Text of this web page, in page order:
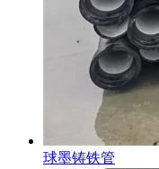
球墨铸铁管